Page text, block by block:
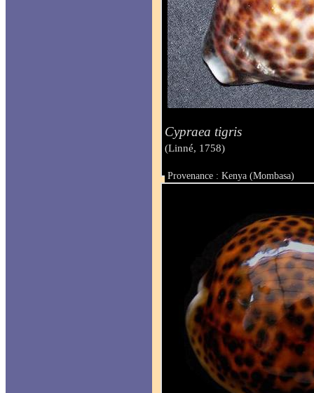
Cypraea tigris
(Linné, 1758)
Provenance : Kenya (Mombasa)
Taille : 111,9 mm